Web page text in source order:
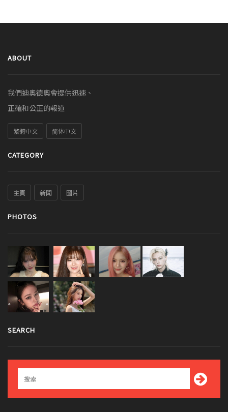
ABOUT
我們迪奧德奧會提供迅速、
正確和公正的報道
繁體中文 简体中文
CATEGORY
主頁 新聞 圖片
PHOTOS
SEARCH